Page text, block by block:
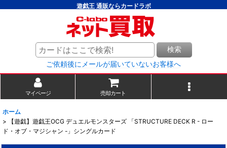
遊戯王 通販ならカードラボ
検索
ご依頼後にメールが届いていないお客様へ
マイページ 売却カート
ホーム
>
【遊戯】遊戯王OCG デュエルモンスターズ 「STRUCTURE DECK R - ロー
ド・オブ・マジシャン -」シングルカード